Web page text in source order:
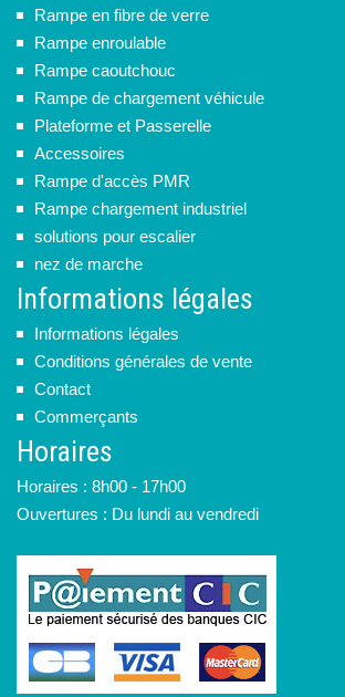
Rampe en fibre de verre
Rampe enroulable
Rampe caoutchouc
Rampe de chargement véhicule
Plateforme et Passerelle
Accessoires
Rampe d'accès PMR
Rampe chargement industriel
solutions pour escalier
nez de marche
Informations légales
Informations légales
Conditions générales de vente
Contact
Commerçants
Horaires
Horaires : 8h00 - 17h00
Ouvertures : Du lundi au vendredi